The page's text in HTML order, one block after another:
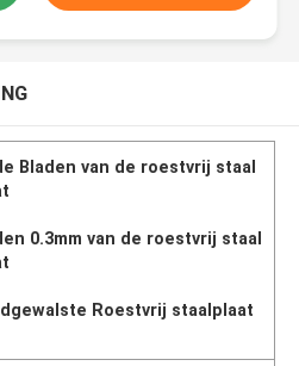
Bladen van de roestvrij staal
0.3mm van de roestvrij staal
Roestvrij staalplaat